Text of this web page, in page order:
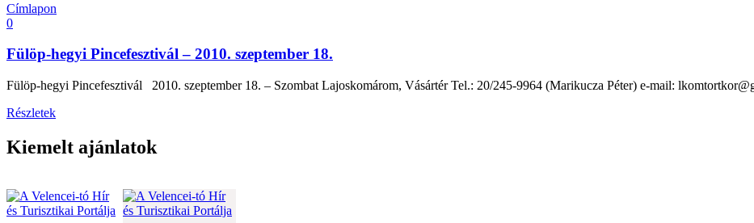
Címlapon
0
Fülöp-hegyi Pincefesztivál – 2010. szeptember 18.
Fülöp-hegyi Pincefesztivál 2010. szeptember 18. – Szombat Lajoskomárom, Vásártér Tel.: 20/245-9964 (Marikucza Péter) e-mail:
Részletek
Kiemelt ajánlatok